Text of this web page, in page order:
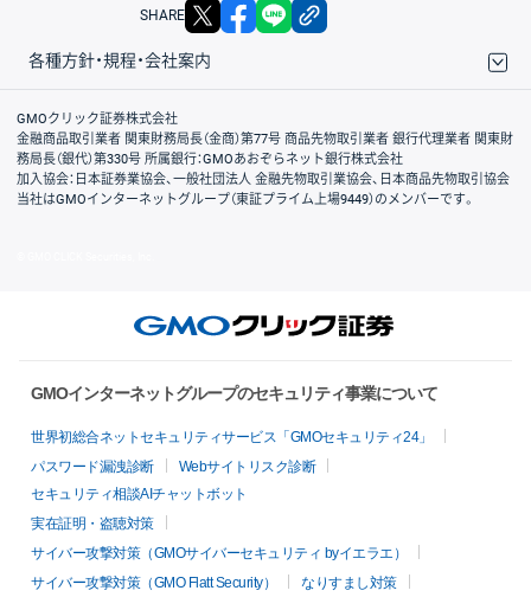
SHARE X facebook
各種方針・規程・会社案内
取引規程・約款
サイトマップ
その他のご案内
個人情報保護方針
最良執行方針
サイトのご利用について
ディスクレイマー
信託保全
リスク説明
会社案内
GMOクリック証券株式会社
金融商品取引業者 関東財務局長（金商）第77号 商品先物取引業者 銀行代理業者 関東財
務局長（銀代）第330号 所属銀行：GMOあおぞらネット銀行株式会社
加入協会：日本証券業協会、一般社団法人 金融先物取引業協会、日本商品先物取引協会
当社はGMOインターネットグループ（東証プライム上場9449）のメンバーです。
GMOインターネットグループのセキュリティ事業について
世界初総合ネットセキュリティサービス「GMOセキュリティ24」
パスワード漏洩診断
Webサイトリスク診断
セキュリティ相談AIチャットボット
実在証明・盗聴対策
サイバー攻撃対策（GMOサイバーセキュリティ byイエラエ）
サイバー攻撃対策（GMO Flatt Security）
なりすまし対策